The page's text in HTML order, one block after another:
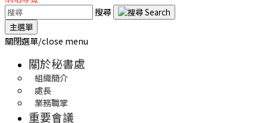
搜尋
主選單
關閉選單/close menu
關於秘書處
組織簡介
處長
業務職掌
重要會議